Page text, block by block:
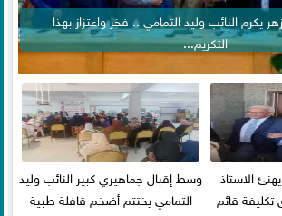
يكرم النائب وليد التمامي .. فخر واعتزاز بهذا
التكريم...
الاستاذ
قائم
وسط إقبال جماهيري كبير النائب وليد
التمامي يختتم أضخم قافلة طبية